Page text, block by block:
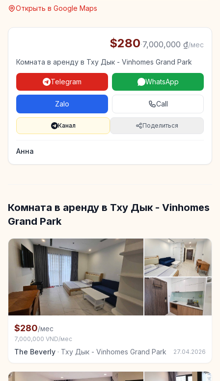
Открыть в Google Maps
$280·7,000,000 ₫/мес
Комната в аренду в Тху Дык - Vinhomes Grand Park
Telegram WhatsApp
Zalo Call
Канал Поделиться
Анна
Комната в аренду в Тху Дык - Vinhomes
Grand Park
Комната в аренду в Тху Дык - Vinhomes Grand Park
$280/мес
7,000,000 VND/мес
The Beverly · Тху Дык - Vinhomes Grand Park 27.04.2026